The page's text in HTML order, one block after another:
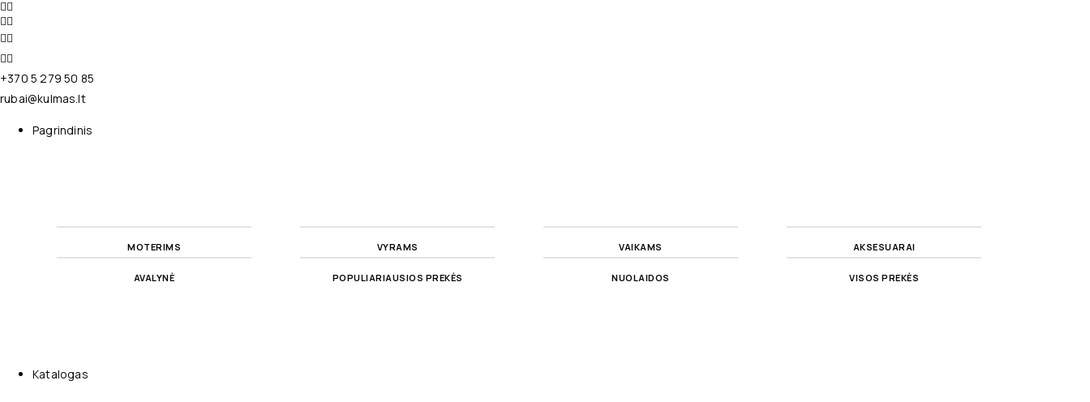
+370 5 279 50 85
rubai@kulmas.lt
Pagrindinis
MOTERIMS VYRAMS VAIKAMS AKSESUARAI
AVALYNĖ POPULIARIAUSIOS PREKĖS NUOLAIDOS VISOS PREKĖS
Katalogas